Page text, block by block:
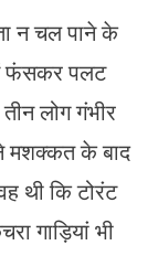
न चल पाने के
फंसकर पलट
लोग गंभीर
मशक्कत के बाद
थी कि टोरंट
गाड़ियां भी